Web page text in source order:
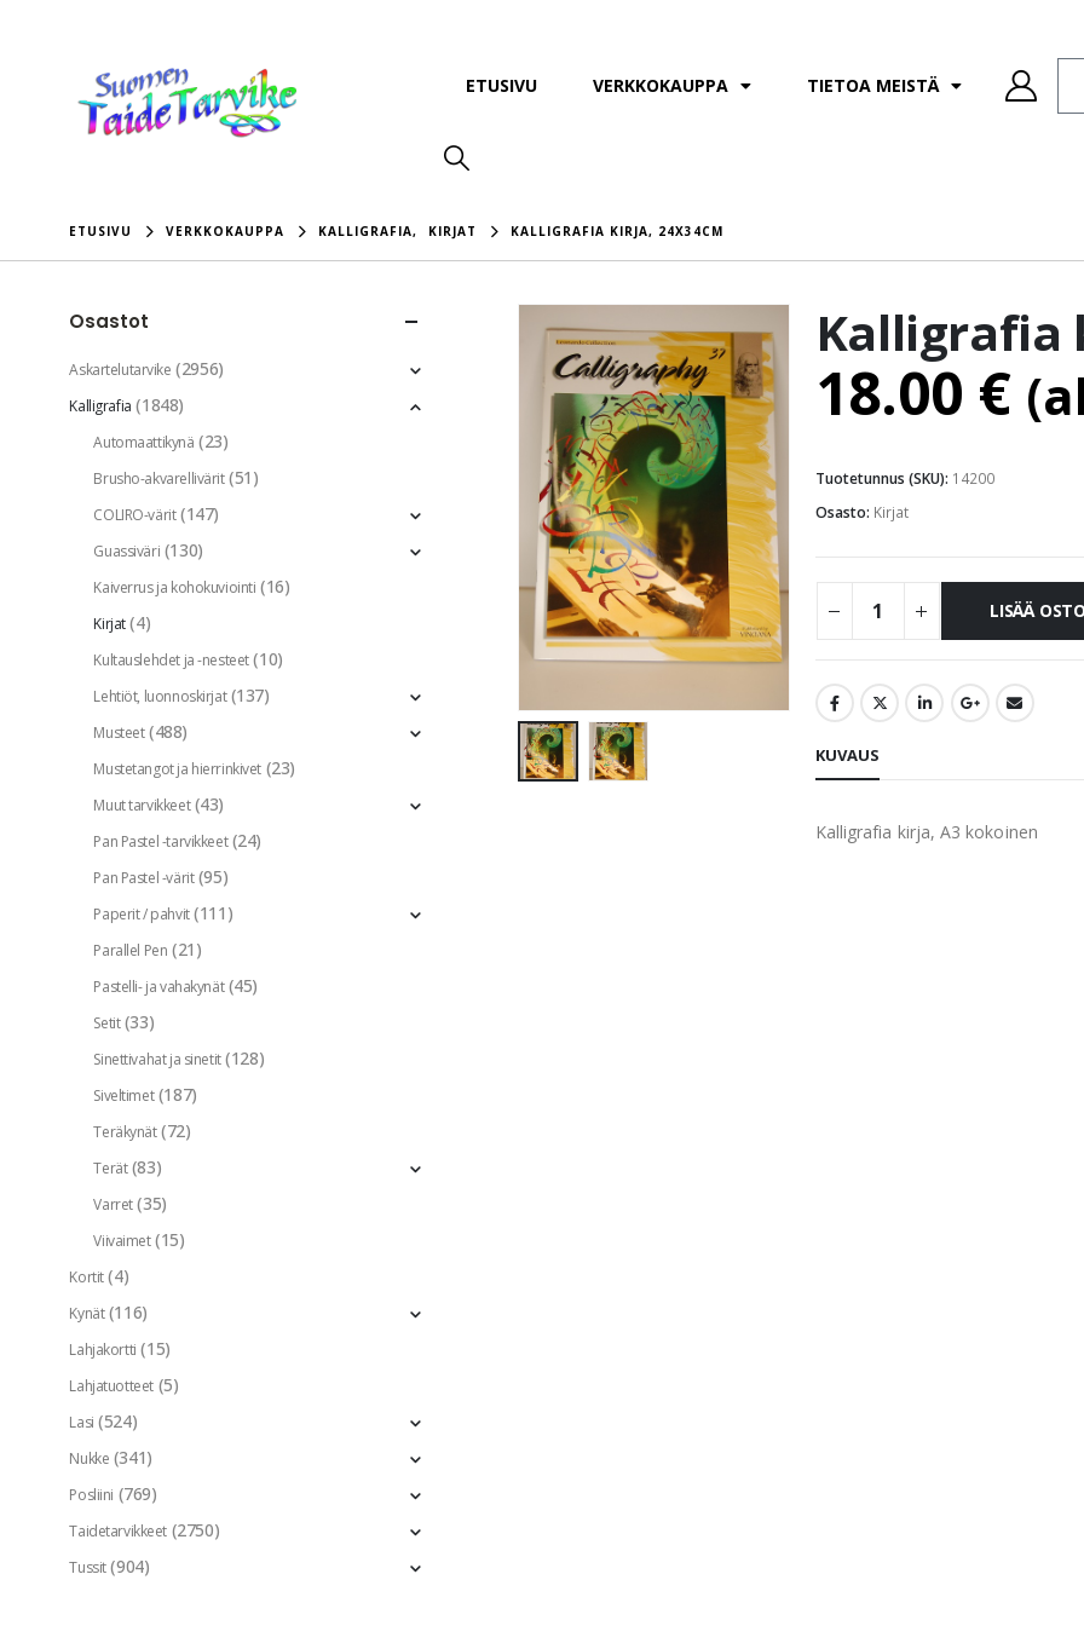
ETUSIVU VERKKOKAUPPA TIETOA MEISTÄ
ETUSIVU VERKKOKAUPPA KALLIGRAFIA, KIRJAT KALLIGRAFIA KIRJA, 24X34CM
Kalligrafia
18.00 €
Tuotetunnus (SKU): 14200
Osasto: Kirjat
LISÄÄ
KUVAUS
Kalligrafia kirja, A3 kokoinen
Osastot
Askartelutarvike (2956)
Kalligrafia (1848)
Automaattikynä (23)
Brusho-akvarellivärit (51)
COLIRO-värit (147)
Guassiväri (130)
Kaiverrus ja kohokuviointi (16)
Kirjat (4)
Kultauslehdet ja -nesteet (10)
Lehtiöt, luonnoskirjat (137)
Musteet (488)
Mustetangot ja hierrinkivet (23)
Muut tarvikkeet (43)
Pan Pastel -tarvikkeet (24)
Pan Pastel -värit (95)
Paperit / pahvit (111)
Parallel Pen (21)
Pastelli- ja vahakynät (45)
Setit (33)
Sinettivahat ja sinetit (128)
Siveltimet (187)
Teräkynät (72)
Terät (83)
Varret (35)
Viivaimet (15)
Kortit (4)
Kynät (116)
Lahjakortti (15)
Lahjatuotteet (5)
Lasi (524)
Nukke (341)
Posliini (769)
Taidetarvikkeet (2750)
Tussit (904)